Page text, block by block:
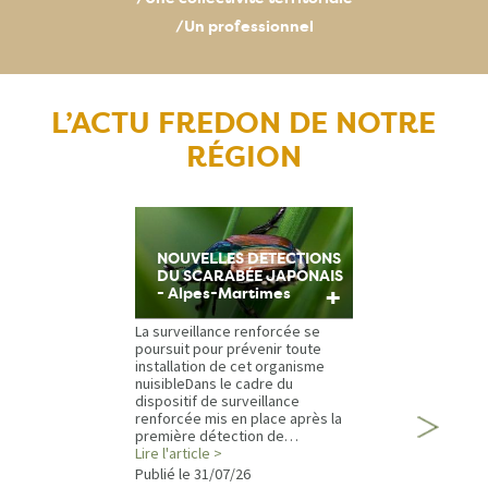
/Un professionnel
L’ACTU FREDON DE NOTRE
RÉGION
NOUVELLES DETECTIONS
DU SCARABÉE JAPONAIS
- Alpes-Martimes
+
La surveillance renforcée se
poursuit pour prévenir toute
installation de cet organisme
nuisibleDans le cadre du
dispositif de surveillance
renforcée mis en place après la
première détection de…
Lire l'article >
Publié le 31/07/26